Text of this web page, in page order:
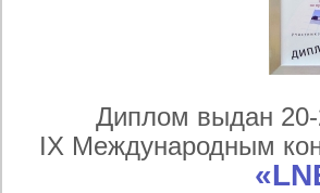
Диплом выдан 20-
IX Международным